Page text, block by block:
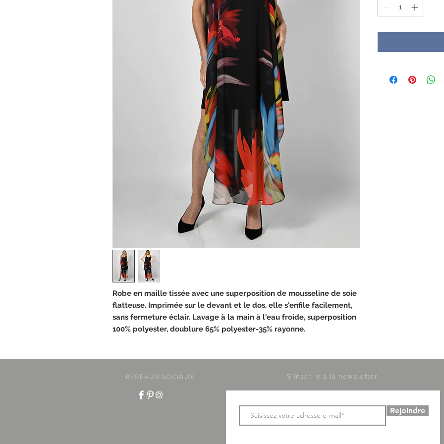
Robe en maille tissée avec une superposition de mousseline de soie
flatteuse. Imprimée sur le devant et le dos, elle s'enfile facilement,
sans fermeture éclair. Lavage à la main à l'eau froide, superposition
100% polyester, doublure 65% polyester-35% rayonne.
RESEAUX SOCIAUX S'inscrire à la newsletter
Rejoindre